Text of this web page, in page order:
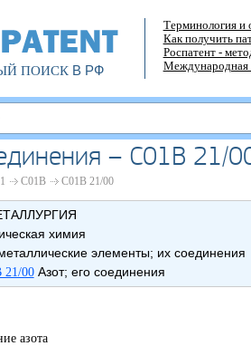
ПОИСКВ РФ
Терминология и
Как получить
Роспатент -
Международная
– C01B 21/
C01B C01B 21/00
химия
элементы; их соединения
21/00Азот; его соединения
азота